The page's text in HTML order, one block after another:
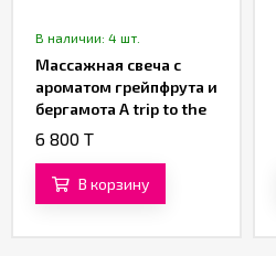
В наличии: 4 шт.
Массажная свеча с
ароматом грейпфрута и
бергамота A trip to the
Rome «Petits Joujoux»
6 800 T
В корзину